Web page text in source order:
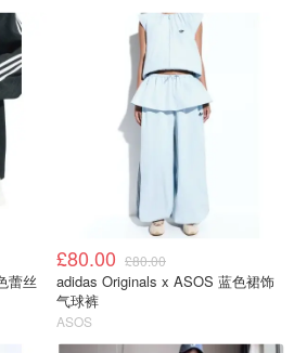
蕾丝
£80.00 £80.00
adidas Originals x ASOS 蓝色裙饰
气球裤
ASOS